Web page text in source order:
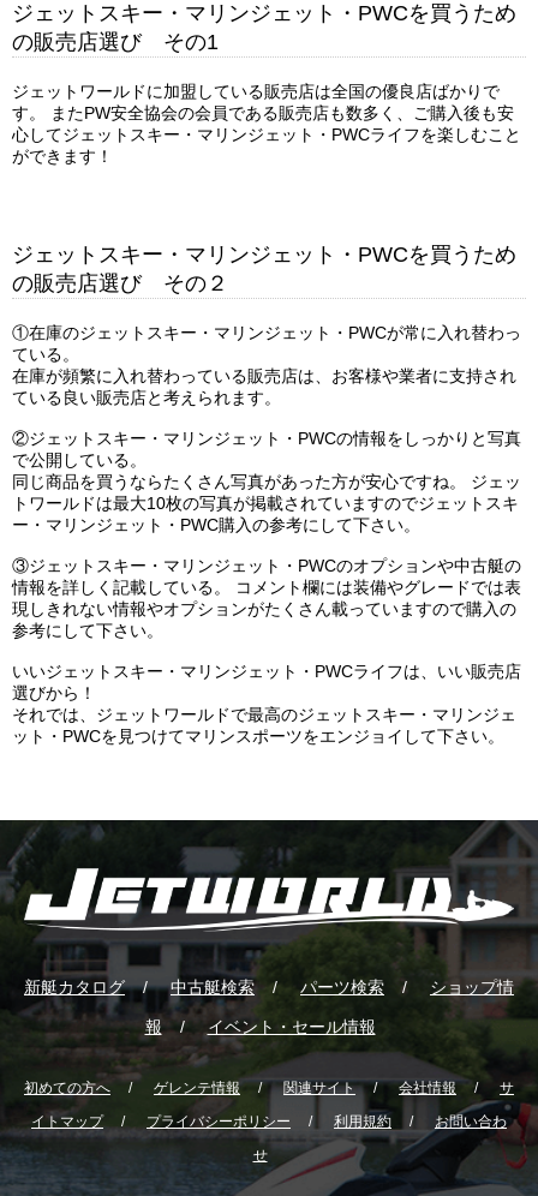
ジェットスキー・マリンジェット・PWCを買うため
の販売店選び その1
ジェットワールドに加盟している販売店は全国の優良店ばかりで
す。 またPW安全協会の会員である販売店も数多く、ご購入後も安
心してジェットスキー・マリンジェット・PWCライフを楽しむこと
ができます！
ジェットスキー・マリンジェット・PWCを買うため
の販売店選び その２
①在庫のジェットスキー・マリンジェット・PWCが常に入れ替わっ
ている。
在庫が頻繁に入れ替わっている販売店は、お客様や業者に支持され
ている良い販売店と考えられます。
②ジェットスキー・マリンジェット・PWCの情報をしっかりと写真
で公開している。
同じ商品を買うならたくさん写真があった方が安心ですね。 ジェッ
トワールドは最大10枚の写真が掲載されていますのでジェットスキ
ー・マリンジェット・PWC購入の参考にして下さい。
③ジェットスキー・マリンジェット・PWCのオプションや中古艇の
情報を詳しく記載している。 コメント欄には装備やグレードでは表
現しきれない情報やオプションがたくさん載っていますので購入の
参考にして下さい。
いいジェットスキー・マリンジェット・PWCライフは、いい販売店
選びから！
それでは、ジェットワールドで最高のジェットスキー・マリンジェ
ット・PWCを見つけてマリンスポーツをエンジョイして下さい。
新艇カタログ 中古艇検索 パーツ検索 ショップ情
報 イベント・セール情報
初めての方へ ゲレンテ情報 関連サイト 会社情報
サ
イトマップ
プライバシーポリシー 利用規約
お問い合わ
せ